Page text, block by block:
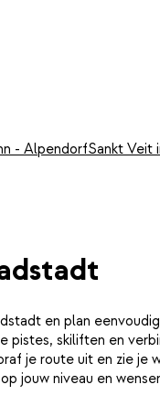
- AlpendorfSankt Veit
en plan
pistes, skiliften en
je route uit en zie je
jouw niveau en